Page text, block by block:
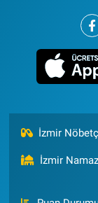
İzmir
İzmir